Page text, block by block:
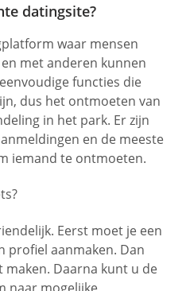
datingsite?
waar mensen
met anderen kunnen
functies die
dus het ontmoeten van
in het park. Er zijn
en de meeste
iemand te ontmoeten.
Eerst moet je een
profiel aanmaken. Dan
Daarna kunt u de